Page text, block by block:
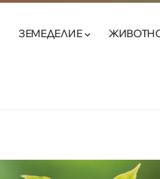
ЗЕМЕДЕЛИЕ